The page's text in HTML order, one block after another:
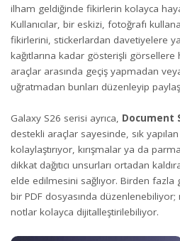
ilham geldiğinde fikirlerin kolayca
Kullanıcılar, bir eskizi, fotoğrafı
fikirlerini, stickerlardan davetiyelere
kağıtlarına kadar gösterişli görsellere
araçlar arasında geçiş yapmadan veya
uğratmadan bunları düzenleyip
Galaxy S26 serisi ayrıca, Document
destekli araçlar sayesinde, sık
kolaylaştırıyor, kırışmalar ya da
dikkat dağıtıcı unsurları ortadan
elde edilmesini sağlıyor. Birden
bir PDF dosyasında
notlar kolayca dijitalleştirilebiliyor.